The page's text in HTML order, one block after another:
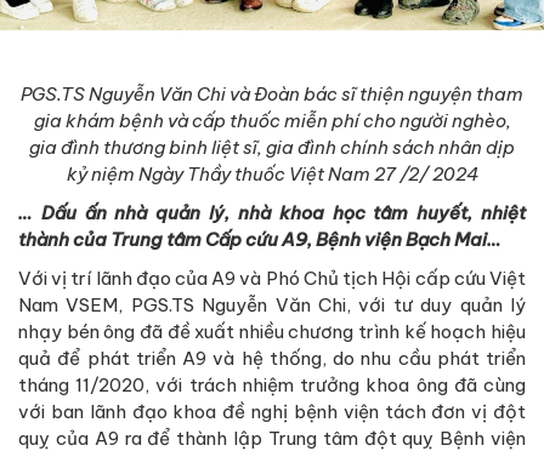
PGS.TS Nguyễn Văn Chi và Đoàn bác sĩ thiện nguyện tham
gia khám bệnh và cấp thuốc miễn phí cho người nghèo,
gia đình thương binh liệt sĩ, gia đình chính sách nhân dịp
kỷ niệm Ngày Thầy thuốc Việt Nam 27 /2/ 2024
… Dấu ấn nhà quản lý, nhà khoa học tâm huyết, nhiệt
thành của Trung tâm Cấp cứu A9, Bệnh viện Bạch Mai…
Với vị trí lãnh đạo của A9 và Phó Chủ tịch Hội cấp cứu Việt
Nam VSEM, PGS.TS Nguyễn Văn Chi, với tư duy quản lý
nhạy bén ông đã đề xuất nhiều chương trình kế hoạch hiệu
quả để phát triển A9 và hệ thống, do nhu cầu phát triển
tháng 11/2020, với trách nhiệm trưởng khoa ông đã cùng
với ban lãnh đạo khoa đề nghị bệnh viện tách đơn vị đột
quỵ của A9 ra để thành lập Trung tâm đột quỵ Bệnh viện